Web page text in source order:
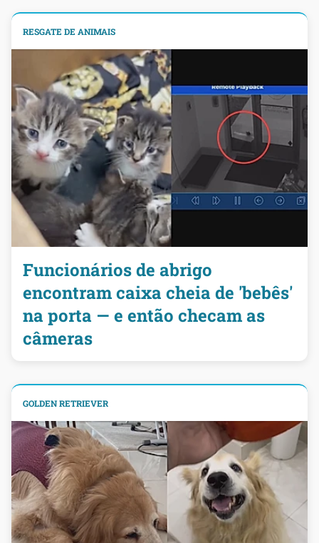
RESGATE DE ANIMAIS
Funcionários de abrigo
encontram caixa cheia de 'bebês'
na porta — e então checam as
câmeras
GOLDEN RETRIEVER